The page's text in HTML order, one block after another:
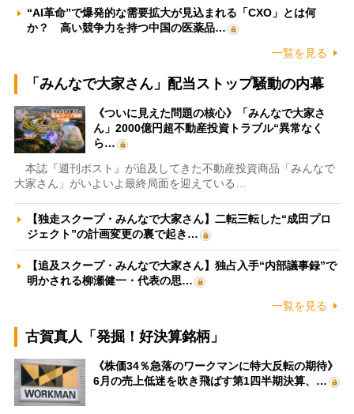
“AI革命”で爆発的な需要拡大が見込まれる「CXO」とは何
か？ 高い競争力を持つ中国の医薬品…
一覧を見る
「みんなで大家さん」配当ストップ騒動の内幕
《ついに見えた問題の核心》「みんなで大家さ
ん」2000億円超不動産投資トラブル“異常なく
ら…
本誌『週刊ポスト』が追及してきた不動産投資商品「みんなで
大家さん」がいよいよ最終局面を迎えている…
【独走スクープ・みんなで大家さん】二転三転した“成田プロ
ジェクト”の計画変更の裏で起き…
【追及スクープ・みんなで大家さん】独占入手“内部議事録”で
明かされる柳瀬健一・代表の思…
一覧を見る
古賀真人「発掘！好決算銘柄」
《株価34％急落のワークマンに特大反転の期待》
6月の売上低迷を吹き飛ばす第1四半期決算、…